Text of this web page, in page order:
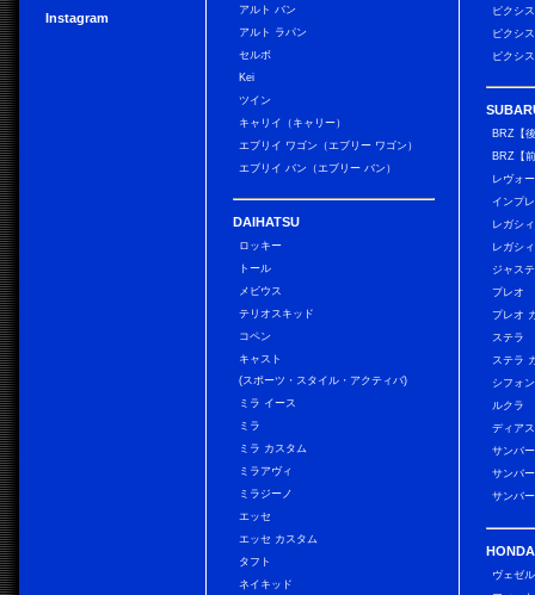
Instagram
アルト バン
アルト ラパン
セルボ
Kei
ツイン
キャリイ（キャリー）
エブリイ ワゴン（エブリー ワゴン）
エブリイ バン（エブリー バン）
DAIHATSU
ロッキー
トール
メビウス
テリオスキッド
コペン
キャスト
(スポーツ・スタイル・アクティバ)
ミラ イース
ミラ
ミラ カスタム
ミラアヴィ
ミラジーノ
エッセ
エッセ カスタム
タフト
ネイキッド
ピクシ
ピクシ
ピクシ
BRZ【
BRZ【
レヴォ
インプ
レガシ
レガシ
ジャス
プレオ
プレオ
ステラ
ステラ
シフォ
ルクラ
ディア
サンバ
サンバ
サンバ
HONDA
ヴェゼル